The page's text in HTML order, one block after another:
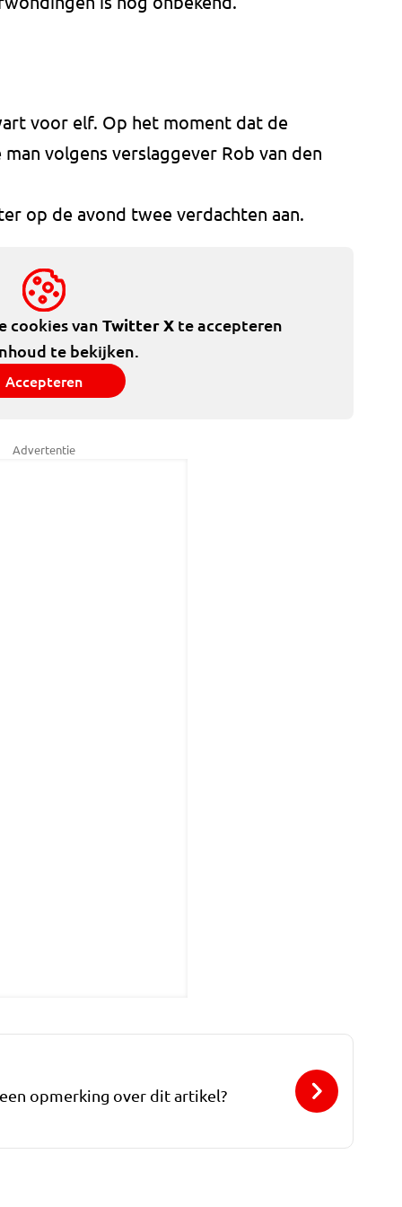
voor elf. Op het moment dat de
volgens verslaggever Rob van den
op de avond twee verdachten aan.
cookies van Twitter Xte accepteren
te bekijken.
Accepteren
Advertentie
opmerking over dit artikel?